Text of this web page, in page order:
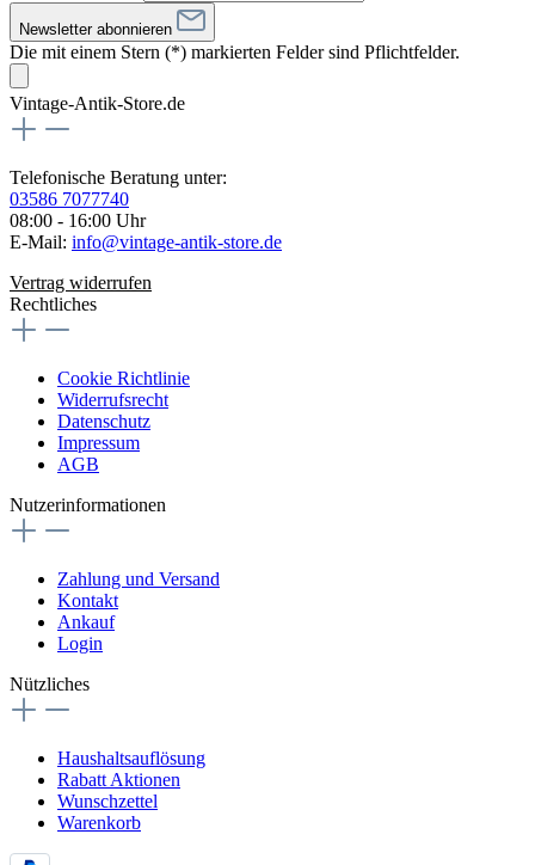
Newsletter abonnieren
Die mit einem Stern (*) markierten Felder sind Pflichtfelder.
Vintage-Antik-Store.de
Telefonische Beratung unter:
03586 7077740
08:00 - 16:00 Uhr
E-Mail: info@vintage-antik-store.de
Vertrag widerrufen
Rechtliches
Cookie Richtlinie
Widerrufsrecht
Datenschutz
Impressum
AGB
Nutzerinformationen
Zahlung und Versand
Kontakt
Ankauf
Login
Nützliches
Haushaltsauflösung
Rabatt Aktionen
Wunschzettel
Warenkorb